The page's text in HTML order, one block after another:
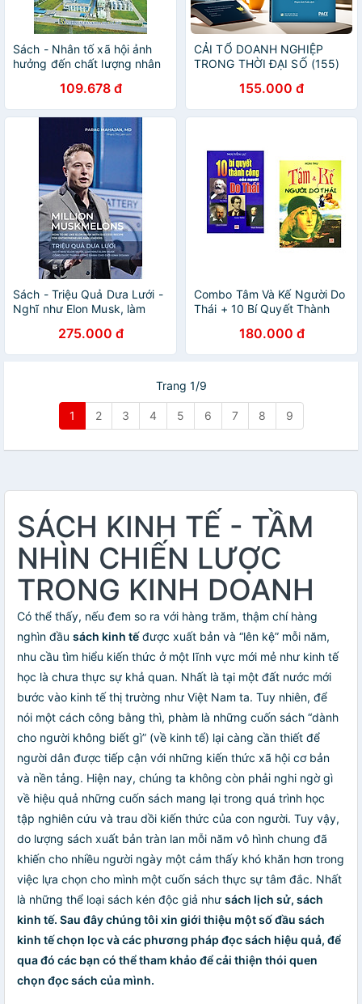
Sách - Nhân tố xã hội ảnh
hưởng đến chất lượng nhân
triển bền vững doanh
nghiệp nhỏ và vừa ở Việt
Nam hiện nay
109.678 đ
CẢI TỔ DOANH NGHIỆP
TRONG THỜI ĐẠI SỐ (155)
155.000 đ
Sách - Triệu Quả Dưa Lưới -
Nghĩ như Elon Musk, làm
thành công dành cho giới
kinh doanh
275.000 đ
Combo Tâm Và Kế Người Do
Thái + 10 Bí Quyết Thành
180.000 đ
Trang 1/9
1 2 3 4 5 6 7 8 9
SÁCH KINH TẾ - TẦM
NHÌN CHIẾN LƯỢC
TRONG KINH DOANH
Có thể thấy, nếu đem so ra với hàng trăm, thậm chí hàng
nghìn đầu sách kinh tếđược xuất bản và “lên kệ” mỗi năm,
nhu cầu tìm hiểu kiến thức ở một lĩnh vực mới mẻ như kinh tế
học là chưa thực sự khả quan. Nhất là tại một đất nước mới
bước vào kinh tế thị trường như Việt Nam ta. Tuy nhiên, để
nói một cách công bằng thì, phàm là những cuốn sách “dành
cho người không biết gì” (về kinh tế) lại càng cần thiết để
người dân được tiếp cận với những kiến thức xã hội cơ bản
và nền tảng. Hiện nay, chúng ta không còn phải nghi ngờ gì
về hiệu quả những cuốn sách mang lại trong quá trình học
tập nghiên cứu và trau dồi kiến thức của con người. Tuy vậy,
do lượng sách xuất bản tràn lan mỗi năm vô hình chung đã
khiến cho nhiều người ngày một cảm thấy khó khăn hơn trong
việc lựa chọn cho mình một cuốn sách thực sự tâm đắc. Nhất
là những thể loại sách kén độc giả như sách lịch sử, sách
kinh tế. Sau đây chúng tôi xin giới thiệu một số đầu sách
kinh tế chọn lọc và các phương pháp đọc sách hiệu quả, để
qua đó các bạn có thể tham khảo để cải thiện thói quen
chọn đọc sách của mình.